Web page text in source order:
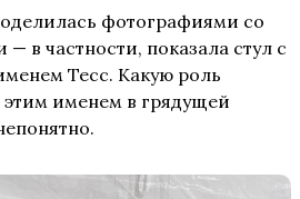
фотографиями со
в частности, показала стул с
Тесс. Какую роль
этим именем в грядущей